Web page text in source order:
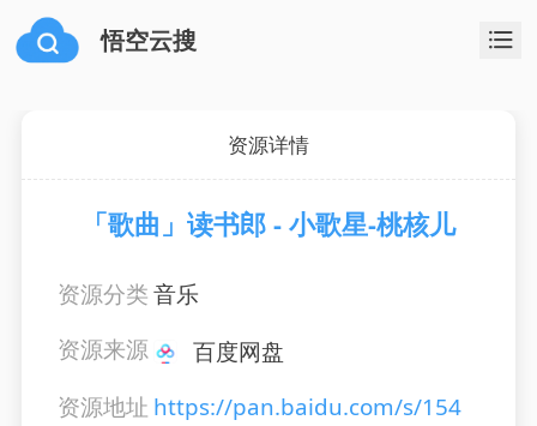
悟空云搜
资源详情
「歌曲」读书郎 - 小歌星-桃核儿
资源分类音乐
资源来源
百度网盘
资源地址 https://pan.baidu.com/s/154